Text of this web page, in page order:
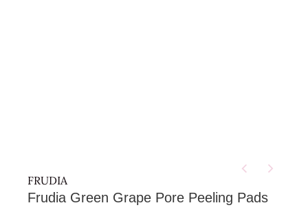
FRUDIA
Frudia Green Grape Pore Peeling Pads